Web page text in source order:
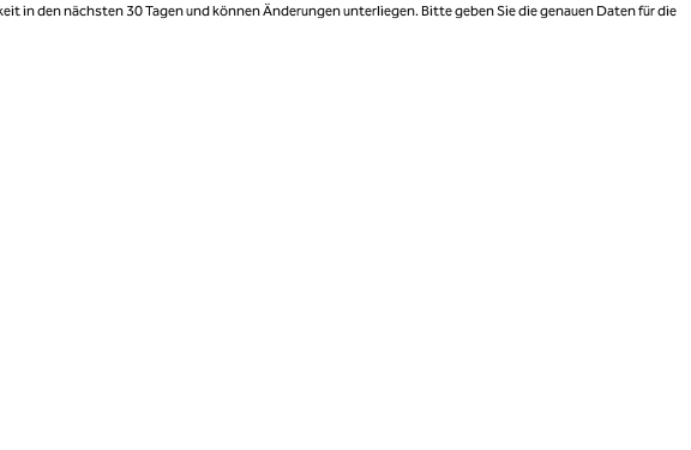
in den nächsten 30 Tagen und können Änderungen unterliegen. Bitte geben Sie die genauen Daten für die